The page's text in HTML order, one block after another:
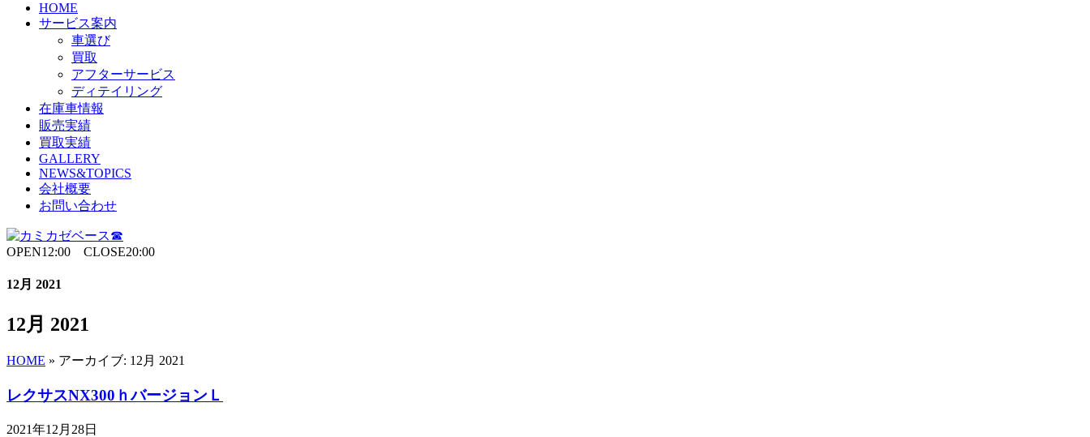
HOME
サービス案内
車選び
買取
アフターサービス
ディテイリング
在庫車情報
販売実績
買取実績
GALLERY
NEWS&TOPICS
会社概要
お問い合わせ
OPEN12:00 CLOSE20:00
12月 2021
12月 2021
HOME » アーカイブ: 12月 2021
レクサスNX300ｈバージョンＬ
2021年12月28日